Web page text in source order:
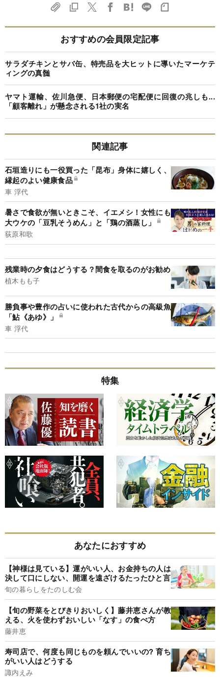
おすすめの会員限定記事
サラダチキンとサバ缶、特売品を大ヒットに導いたマーケテ
ィングの真髄
ヤマト運輸、佐川急便、日本郵便の宅配便に回復の兆しも...
「顧客離れ」が懸念される1社の実名
関連記事
石垣造りにも一役買った「昆布」身体に嬉しく、
縁起のよい健康食品
車 浮代
暑さで食欲が無いときこそ、イエメシ！女性にも
大ウケの「豆乳そうめん」と「鶏の酒蒸し」
荻原和歌
残業時の夕食はどうする？間食を取るのがお勧め
植木もも子
勝負事や豊作の占いに使われた古代からの高級魚
「鮎《あゆ》」
車 浮代
特集
あなたにおすすめ
【神様は見ている】運がいい人、お金持ちの人は
決して口にしない、開運を遠ざけるたったひと言
旬の暮らしをたのしむ会
【旬の野菜をとびきりおいしく】藤井恵さんが教
える、火を使わずおいしい「なす」の食べ方
藤井恵
寿司店で、何度も同じものを頼んでいいの? 育ち
がいい人はどうする
諏内えみ